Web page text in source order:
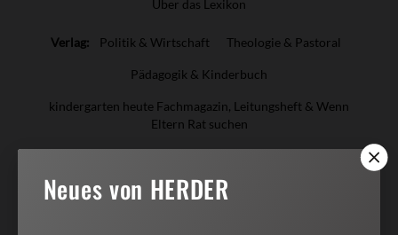
Über das Lexikon
Verlag: Politik & Wirtschaft Theologie & Pastoral
Pädagogik & Kinderbuch
kindergarten heute Fachmagazin, Leitungsheft & Wenn
Eltern Rat suchen
COMMUNIO
Amosinternational Biblische Notizen
Neues von HERDER